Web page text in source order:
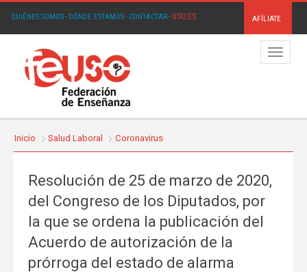
QUIÉNES SOMOS· DÓNDE ESTAMOS· CONTACTAR· USO.ES AFÍLIATE
Menú
Inicio Salud Laboral Coronavirus
Resolución de 25 de marzo de 2020,
del Congreso de los Diputados, por
la que se ordena la publicación del
Acuerdo de autorización de la
prórroga del estado de alarma